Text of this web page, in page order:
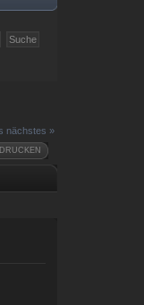
nächstes »
DRUCKEN